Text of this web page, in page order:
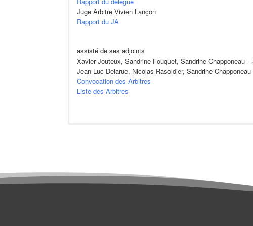
Juge Arbitre Vivien Lançon
Rapport du JA
assisté de ses adjoints
Xavier Jouteux, Sandrine Fouquet, Sandrine Chapponeau –
Jean Luc Delarue, Nicolas Rasoldier, Sandrine
Convocation des Arbitres
Liste des Arbitres
Résultats SPID